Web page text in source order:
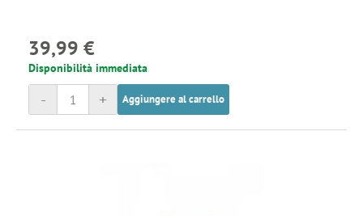
39,99 €
Disponibilità immediata
+
- Aggiungere al carrello